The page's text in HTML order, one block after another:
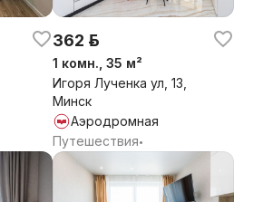
362 р.
1 комн., 35 м²
Игоря Лученка ул, 13,
Минск
Аэродромная
Путешествия•